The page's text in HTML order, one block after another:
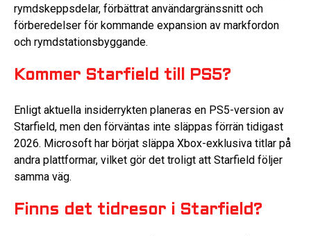
rymdskeppsdelar, förbättrat användargränssnitt och
förberedelser för kommande expansion av markfordon
och rymdstationsbyggande.
Kommer Starfield till PS5?
Enligt aktuella insiderrykten planeras en PS5-version av
Starfield, men den förväntas inte släppas förrän tidigast
2026. Microsoft har börjat släppa Xbox-exklusiva titlar på
andra plattformar, vilket gör det troligt att Starfield följer
samma väg.
Finns det tidresor i Starfield?